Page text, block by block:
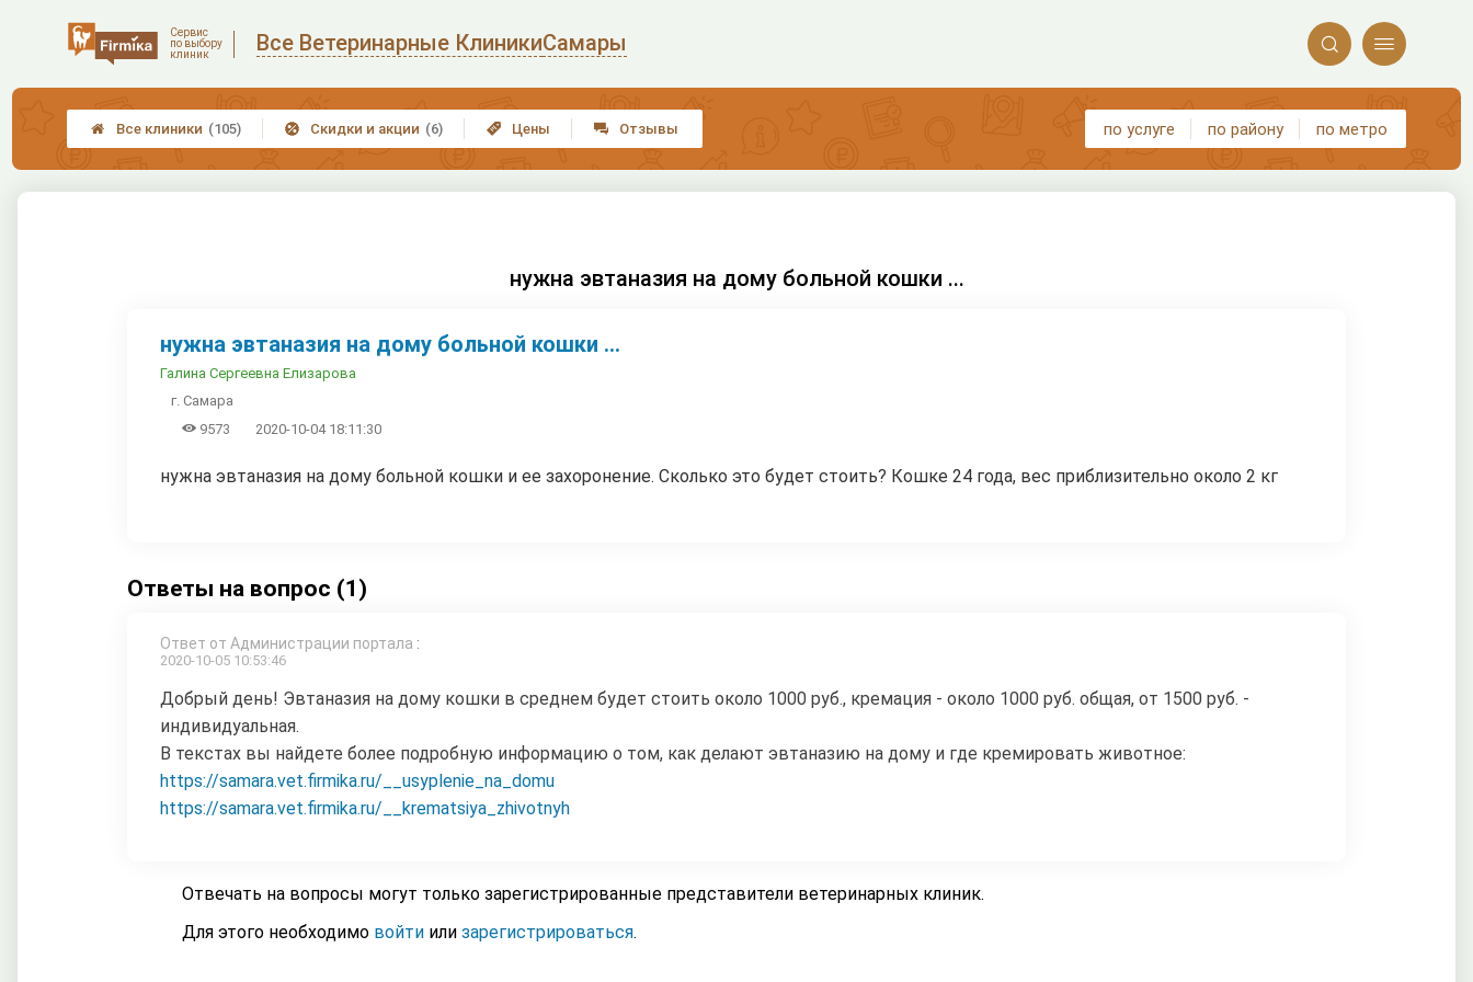
Сервис
по выбору
клиник
Все Ветеринарные КлиникиСамары  
 Отзывы
 Цены
 Скидки и акции (6)
 Все клиники (105) по услуге по району по метро
нужна эвтаназия на дому больной кошки ...
нужна эвтаназия на дому больной кошки ...
Галина Сергеевна Елизарова
г. Самара
 9573 2020-10-04 18:11:30
нужна эвтаназия на дому больной кошки и ее захоронение. Сколько это будет стоить? Кошке 24 года, вес приблизительно около 2 кг
Ответы на вопрос (1)
Ответ от Администрации портала :
2020-10-05 10:53:46
Добрый день! Эвтаназия на дому кошки в среднем будет стоить около 1000 руб., кремация - около 1000 руб. общая, от 1500 руб. -
индивидуальная.
В текстах вы найдете более подробную информацию о том, как делают эвтаназию на дому и где кремировать животное:
https://samara.vet.firmika.ru/__usyplenie_na_domu
https://samara.vet.firmika.ru/__krematsiya_zhivotnyh
Отвечать на вопросы могут только зарегистрированные представители ветеринарных клиник.
Для этого необходимо войти или зарегистрироваться.